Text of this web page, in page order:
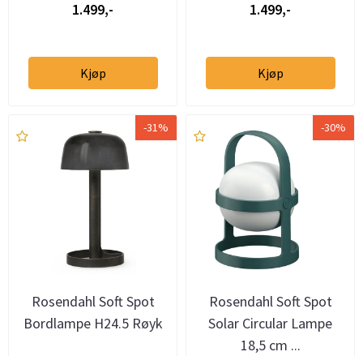
1.499,-
Kjøp
1.499,-
Kjøp
-31%
Rosendahl Soft Spot
Bordlampe H24.5 Røyk
-30%
Rosendahl Soft Spot
Solar Circular Lampe
18,5 cm ...